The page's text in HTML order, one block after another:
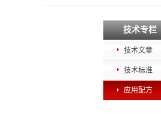
技术专栏
技术文章
技术标准
应用配方